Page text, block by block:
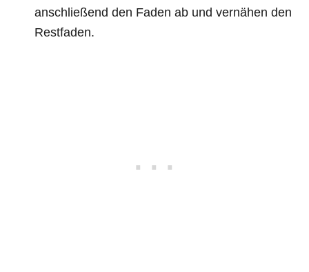
anschließend den Faden ab und vernähen den
Restfaden.